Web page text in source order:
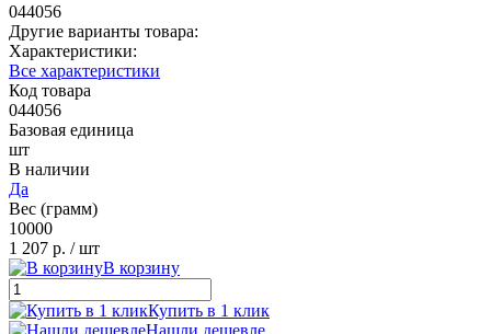
044056
Другие варианты товара:
Характеристики:
Все характеристики
Код товара
044056
Базовая единица
шт
В наличии
Да
Вес (грамм)
10000
1 207 р. / шт
В корзину
Купить в 1 клик
Нашли дешевле